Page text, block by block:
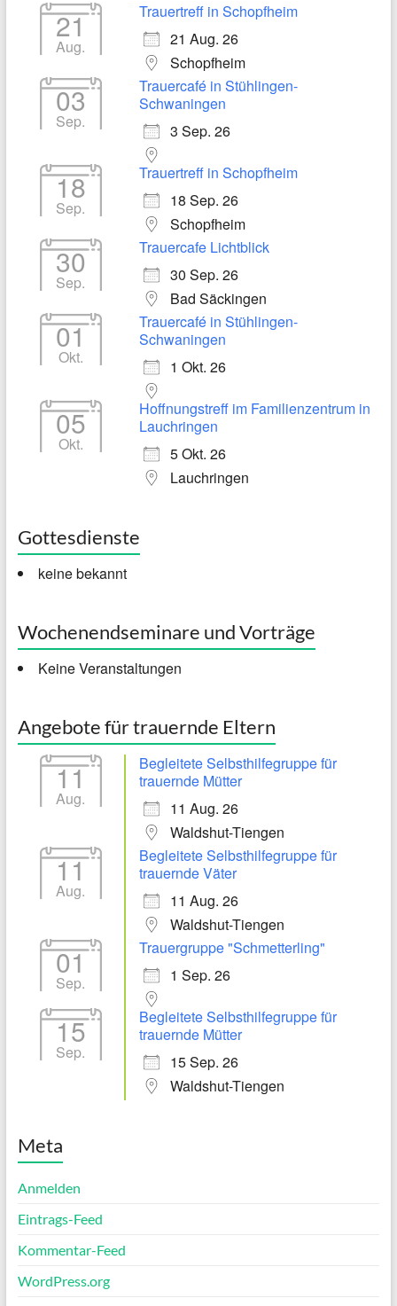
21
Aug.
Trauertreff in Schopfheim
21 Aug. 26
Schopfheim
03
Sep.
Trauercafé in Stühlingen-
Schwaningen
3 Sep. 26
18
Sep.
Trauertreff in Schopfheim
18 Sep. 26
Schopfheim
30
Sep.
Trauercafe Lichtblick
30 Sep. 26
Bad Säckingen
01
Okt.
Trauercafé in Stühlingen-
Schwaningen
1 Okt. 26
05
Okt.
Hoffnungstreff im Familienzentrum in
Lauchringen
5 Okt. 26
Lauchringen
Gottesdienste
keine bekannt
Wochenendseminare und Vorträge
Keine Veranstaltungen
Angebote für trauernde Eltern
11
Aug.
Begleitete Selbsthilfegruppe für
trauernde Mütter
11 Aug. 26
Waldshut-Tiengen
11
Aug.
Begleitete Selbsthilfegruppe für
trauernde Väter
11 Aug. 26
Waldshut-Tiengen
01
Sep.
Trauergruppe "Schmetterling"
1 Sep. 26
15
Sep.
Begleitete Selbsthilfegruppe für
trauernde Mütter
15 Sep. 26
Waldshut-Tiengen
Meta
Anmelden
Eintrags-Feed
Kommentar-Feed
WordPress.org